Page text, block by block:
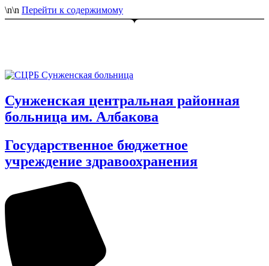
\n\n Перейти к содержимому
Сунженская центральная районная
больница им. Албакова
Государственное бюджетное
учреждение здравоохранения